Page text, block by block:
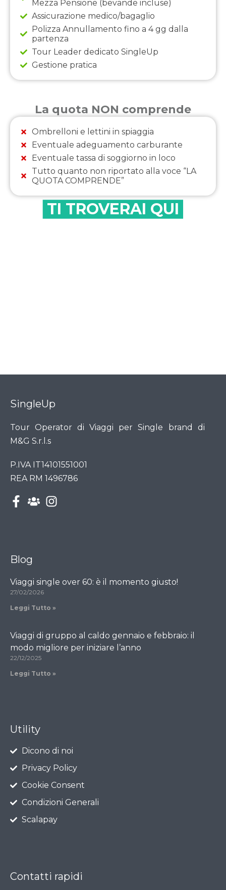
Mezza Pensione (bevande incluse)
Assicurazione medico/bagaglio
Polizza Annullamento fino a 4 gg dalla
partenza
Tour Leader dedicato SingleUp
Gestione pratica
La quota NON comprende
Ombrelloni e lettini in spiaggia
Eventuale adeguamento carburante
Eventuale tassa di soggiorno in loco
Tutto quanto non riportato alla voce “LA
QUOTA COMPRENDE”
TI TROVERAI QUI
SingleUp
Tour Operator di Viaggi per Single brand di
M&G S.r.l.s
P.IVA IT14101551001
REA RM 1496786
Blog
Viaggi single over 60: è il momento giusto!
27/02/2026
Leggi Tutto »
Viaggi di gruppo al caldo gennaio e febbraio: il
modo migliore per iniziare l’anno
22/12/2025
Leggi Tutto »
Utility
Dicono di noi
Privacy Policy
Cookie Consent
Condizioni Generali
Scalapay
Contatti rapidi